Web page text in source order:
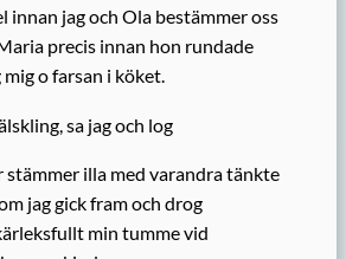
innan jag och Ola bestämmer oss
precis innan hon rundade
o farsan i köket.
sa jag och log
stämmer illa med varandra tänkte
jag gick fram och drog
min tumme vid